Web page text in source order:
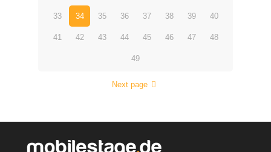
33 34 35 36 37 38 39 40
41 42 43 44 45 46 47 48
49
Next page